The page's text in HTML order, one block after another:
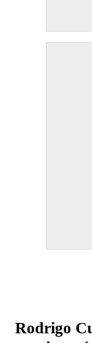
Rodrigo